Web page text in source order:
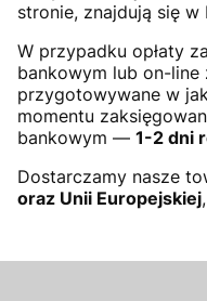
stronie, znajdują się w
W przypadku opłaty
bankowym lub on-line
przygotowywane w
momentu
bankowym — 1-2 dni
Dostarczamy nasze
oraz Unii Europejskiej,